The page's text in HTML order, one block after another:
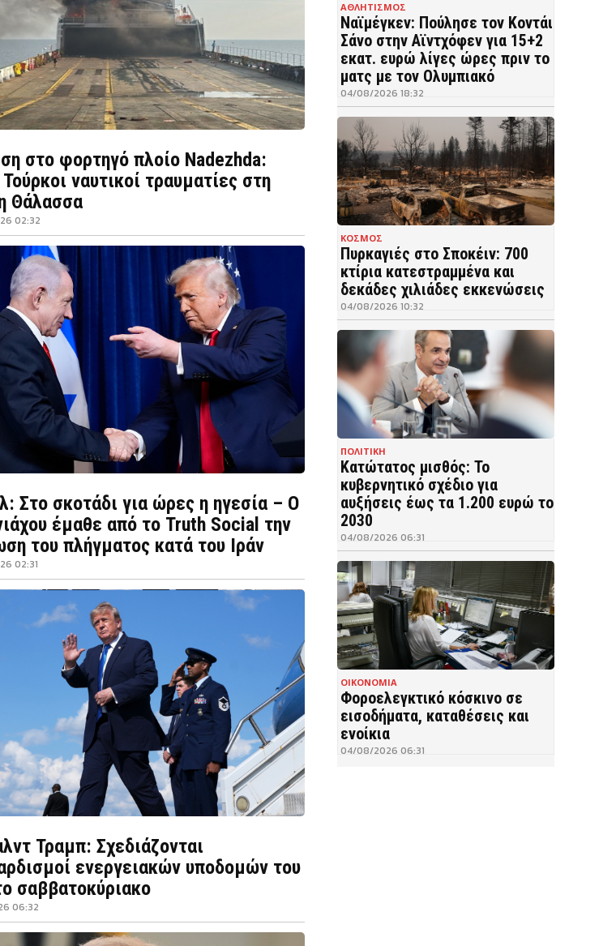
στο φορτηγό πλοίο Nadezhda:
Τούρκοι ναυτικοί τραυματίες στη
Θάλασσα
02:32
Στο σκοτάδι για ώρες η ηγεσία – Ο
έμαθε από το Truth Social την
του πλήγματος κατά του Ιράν
02:31
Τραμπ: Σχεδιάζονται
ενεργειακών υποδομών του
σαββατοκύριακο
06:32
ΑΘΛΗΤΙΣΜΟΣ
Ναϊμέγκεν: Πούλησε τον Κοντάι
Σάνο στην Αϊντχόφεν για 15+2
εκατ. ευρώ λίγες ώρες πριν το
ματς με τον Ολυμπιακό
04/08/2026 18:32
ΚΟΣΜΟΣ
Πυρκαγιές στο Σποκέιν: 700
κτίρια κατεστραμμένα και
δεκάδες χιλιάδες εκκενώσεις
04/08/2026 10:32
ΠΟΛΙΤΙΚΗ
Κατώτατος μισθός: Το
κυβερνητικό σχέδιο για
αυξήσεις έως τα 1.200 ευρώ το
2030
04/08/2026 06:31
ΟΙΚΟΝΟΜΙΑ
Φοροελεγκτικό κόσκινο σε
εισοδήματα, καταθέσεις και
ενοίκια
04/08/2026 06:31